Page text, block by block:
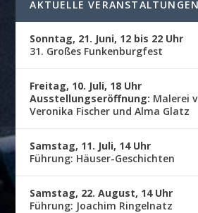
AKTUELLE VERANSTALTUNGEN
Sonntag, 21. Juni, 12 bis 22 Uhr
31. Großes Funkenburgfest
Freitag, 10. Juli, 18 Uhr
Ausstellungseröffnung: Malerei
Veronika Fischer und Alma Glatz
Samstag, 11. Juli, 14 Uhr
Führung: Häuser-Geschichten
Samstag, 22. August, 14 Uhr
Führung: Joachim Ringelnatz